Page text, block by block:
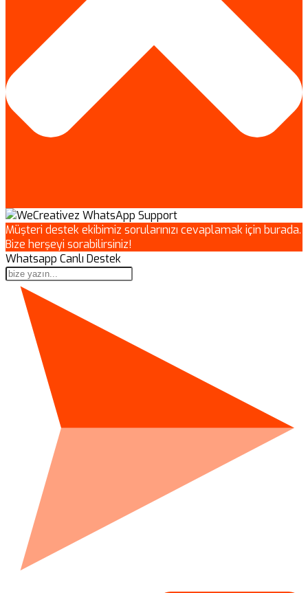
Müşteri destek ekibimiz sorularınızı cevaplamak için burada.
Bize herşeyi sorabilirsiniz!
Whatsapp Canlı Destek